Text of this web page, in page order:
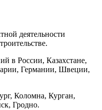
деятельности
в России, Казахстане,
Германии, Швеции,
Коломна, Курган,
Гродно.